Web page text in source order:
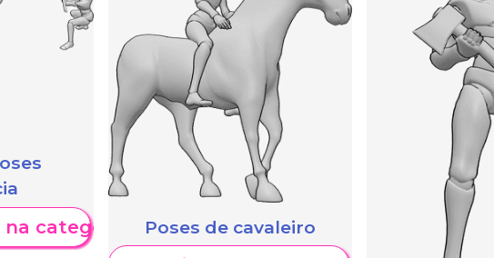
categoria
Poses de cavaleiro